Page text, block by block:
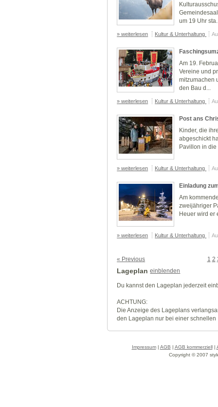
um 19 Uhr
» weiterlesen Kultur & Unterhaltung
Am 19.
Vereine und
mitzumachen
den Bau d...
» weiterlesen Kultur & Unterhaltung
Post ans
Kinder, die
abgeschickt
Pavillon in die
» weiterlesen Kultur & Unterhaltung
Einladung
Am
zweijähriger
Heuer wird er
» weiterlesen Kultur & Unterhaltung
« Previous 1 2
Lageplan einblenden
Du kannst den Lageplan jederzeit
ACHTUNG:
Die Anzeige des Lageplans
den Lageplan nur bei einer
Impressum| AGB | AGB kommerziell|
Copyright © 2007